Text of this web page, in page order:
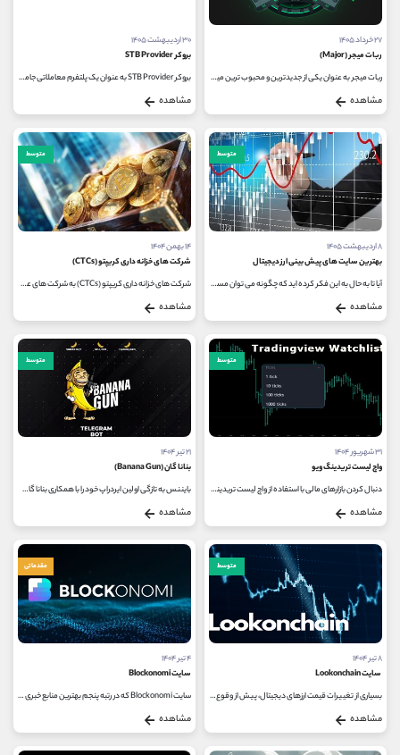
۲۷ خرداد ۱۴۰۵
ربات میجر (Major)
ربات میجر به عنوان یکی از جدیدترین و محبوب ترین مینی اپلیکیشن های تلگرام در مدت زمان کوتاهی موفق شده است با استقبال گسترده...
مشاهده
۳۰ اردیبهشت ۱۴۰۵
بروکر STB Provider
بروکر STB Provider به عنوان یک پلتفرم معاملاتی جامع، تجربه ‌ای یکپارچه را برای فعالان بازارهای مالی، به ‌ویژه علاقه ‌مندان...
مشاهده
متوسط
۸ اردیبهشت ۱۴۰۵
بهترین سایت های پیش بینی ارز دیجیتال
آیا تا به حال به این فکر کرده‌ اید که چگونه می ‌توان مسیر آینده بازار پرنوسان ارزهای دیجیتال را پیش ‌بینی کرد؟ در دنیای...
مشاهده
متوسط
۱۴ بهمن ۱۴۰۴
شرکت های خزانه داری کریپتو (CTCs)
شرکت‌ های خزانه‌ داری کریپتو (CTCs) به شرکت‌ های عمومی‌ ای گفته می‌ شوند که استراتژی اصلی و عملیاتی خود را بر انباشت...
مشاهده
متوسط
۳۱ شهریور ۱۴۰۴
واچ لیست تریدینگ ویو
دنبال ‌کردن بازارهای مالی با استفاده از واچ ‌لیست تریدینگ‌ ویو، یکی از ابزارهای کاربردی و محبوب میان معامله ‌گران...
مشاهده
متوسط
۲۱ تیر ۱۴۰۴
بنانا گان (Banana Gun)
بایننس به‌ تازگی اولین ایردراپ خود را با همکاری بنانا گان (Banana Gun)، یک ابزار نوآورانه معاملاتی، راه ‌اندازی کرده است. این...
مشاهده
متوسط
۸ تیر ۱۴۰۴
سایت Lookonchain
بسیاری از تغییرات قیمت ارزهای دیجیتال، پیش از وقوع، نشانه‌ هایی در بلاک ‌چین از خود بر جای می ‌گذارند که با تحلیل صحیح...
مشاهده
مقدماتی
۴ تیر ۱۴۰۴
سایت Blockonomi
‌سایت Blockonomi که در رتبه پنجم بهترین منابع خبری حوزه کریپتوکارنسی قرار دارد، یک پلتفرم خبری انگلیسی با تمرکز بر اخبار و آموزش...
مشاهده
کانال بله